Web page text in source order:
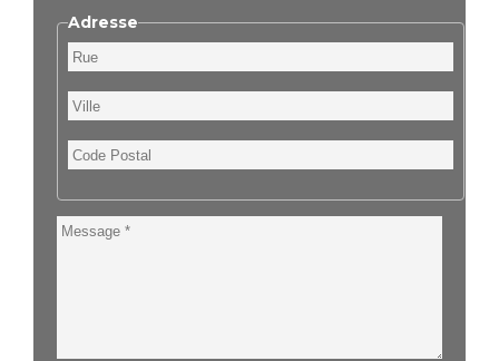
Adresse
Rue
Ville
Code
Postal
Message